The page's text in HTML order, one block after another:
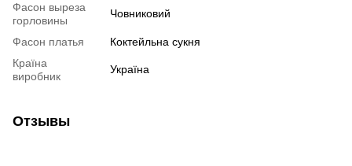
Фасон выреза
горловины
Човниковий
Фасон платья
Коктейльна сукня
Країна
виробник
Україна
Отзывы